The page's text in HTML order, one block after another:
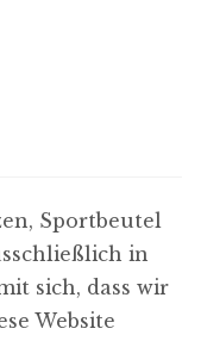
Sportbeutel
in
sich, dass wir
Website